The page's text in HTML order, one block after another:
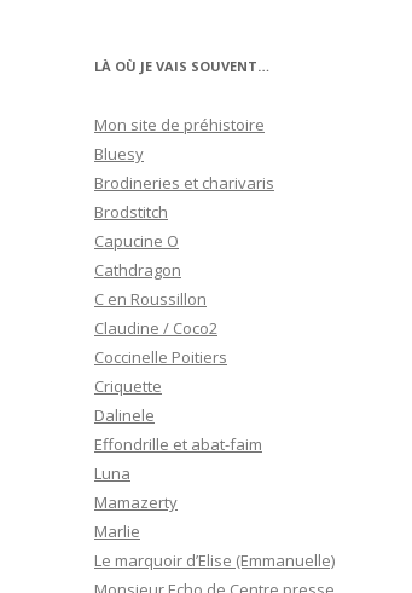
LÀ OÙ JE VAIS SOUVENT…
Mon site de préhistoire
Bluesy
Brodineries et charivaris
Brodstitch
Capucine O
Cathdragon
C en Roussillon
Claudine / Coco2
Coccinelle Poitiers
Criquette
Dalinele
Effondrille et abat-faim
Luna
Mamazerty
Marlie
Le marquoir d’Elise (Emmanuelle)